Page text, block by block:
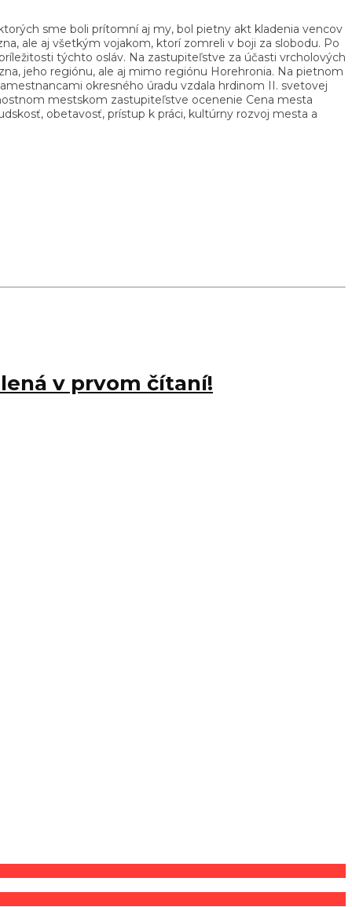
sme boli prítomní aj my, bol pietny akt kladenia vencov
ale aj všetkým vojakom, ktorí zomreli v boji za slobodu. Po
týchto osláv. Na zastupiteľstve za účasti vrcholových
jeho regiónu, ale aj mimo regiónu Horehronia. Na pietnom
okresného úradu vzdala hrdinom II. svetovej
mestskom zastupiteľstve ocenenie Cena mesta
obetavosť, prístup k práci, kultúrny rozvoj mesta a
v prvom čítaní!